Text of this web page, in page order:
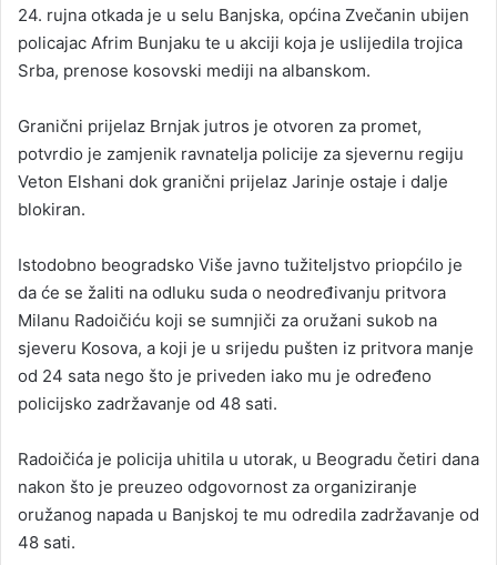
24. rujna otkada je u selu Banjska, općina Zvečanin ubijen
policajac Afrim Bunjaku te u akciji koja je uslijedila trojica
Srba, prenose kosovski mediji na albanskom.
Granični prijelaz Brnjak jutros je otvoren za promet,
potvrdio je zamjenik ravnatelja policije za sjevernu regiju
Veton Elshani dok granični prijelaz Jarinje ostaje i dalje
blokiran.
Istodobno beogradsko Više javno tužiteljstvo priopćilo je
da će se žaliti na odluku suda o neodređivanju pritvora
Milanu Radoičiću koji se sumnjiči za oružani sukob na
sjeveru Kosova, a koji je u srijedu pušten iz pritvora manje
od 24 sata nego što je priveden iako mu je određeno
policijsko zadržavanje od 48 sati.
Radoičića je policija uhitila u utorak, u Beogradu četiri dana
nakon što je preuzeo odgovornost za organiziranje
oružanog napada u Banjskoj te mu odredila zadržavanje od
48 sati.